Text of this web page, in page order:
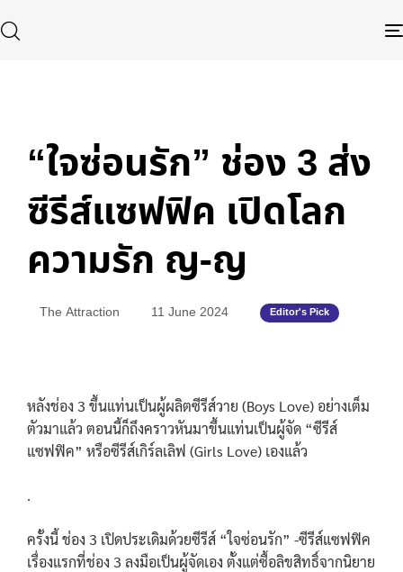
Type and hit enter
“ใจซ่อนรัก” ช่อง 3 ส่ง
ซีรีส์แซฟฟิค เปิดโลก
ความรัก ญ-ญ
The Attraction 11 June 2024 Editor's Pick
หลังช่อง 3 ขึ้นแท่นเป็นผู้ผลิตซีรีส์วาย (Boys Love) อย่างเต็ม
ตัวมาแล้ว ตอนนี้ก็ถึงคราวหันมาขึ้นแท่นเป็นผู้จัด “ซีรีส์
แซฟฟิค” หรือซีรีส์เกิร์ลเลิฟ (Girls Love) เองแล้ว
.
ครั้งนี้ ช่อง 3 เปิดประเดิมด้วยซีรีส์ “ใจซ่อนรัก” -ซีรีส์แซฟฟิค
เรื่องแรกที่ช่อง 3 ลงมือเป็นผู้จัดเอง ตั้งแต่ซื้อลิขสิทธิ์จากนิยาย